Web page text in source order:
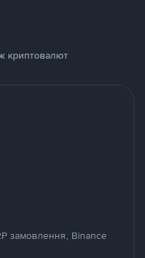
криптовалют
замовлення, Binance